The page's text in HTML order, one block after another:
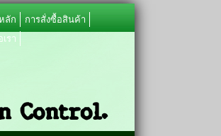
ลัก
การสั่งซื้อสินค้า
รา
Control.